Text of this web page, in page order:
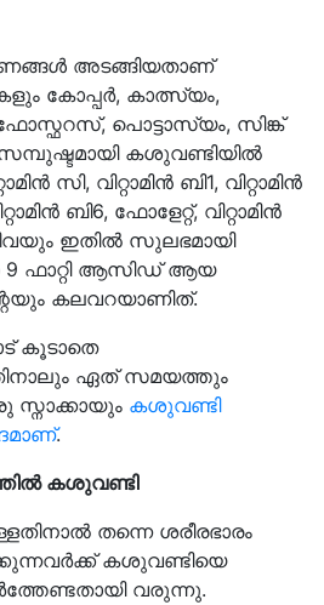
അടങ്ങിയതാണ്
കോപ്പർ, കാത്സ്യം,
പൊട്ടാസ്യം, സിങ്ക്
കശുവണ്ടിയിൽ
സി, വിറ്റാമിൻ ബി1, വിറ്റാമിൻ
ബി6, ഫോളേറ്റ്, വിറ്റാമിൻ
ഇതിൽ സുലഭമായി
9 ഫാറ്റി ആസിഡ് ആയ
കലവറയാണിത്.
കൂടാതെ
ഏത് സമയത്തും
സ്നാക്കായും കശുവണ്ടി
.
കശുവണ്ടി
തന്നെ ശരീരഭാരം
കശുവണ്ടിയെ
വരുന്നു.